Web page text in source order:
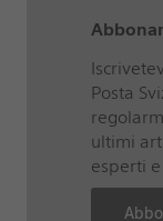
Posta
ultimi
esperti